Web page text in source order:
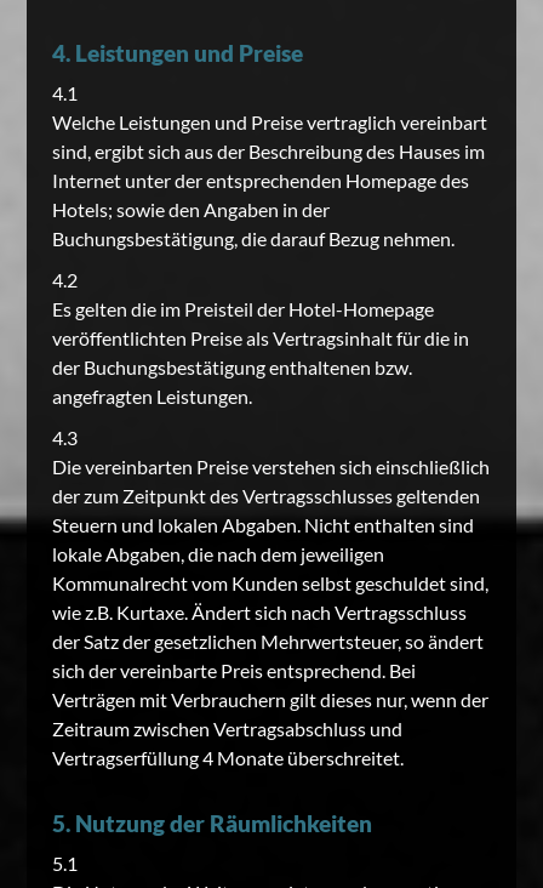
4. Leistungen und Preise
4.1
Welche Leistungen und Preise vertraglich vereinbart
sind, ergibt sich aus der Beschreibung des Hauses im
Internet unter der entsprechenden Homepage des
Hotels; sowie den Angaben in der
Buchungsbestätigung, die darauf Bezug nehmen.
4.2
Es gelten die im Preisteil der Hotel-Homepage
veröffentlichten Preise als Vertragsinhalt für die in
der Buchungsbestätigung enthaltenen bzw.
angefragten Leistungen.
4.3
Die vereinbarten Preise verstehen sich einschließlich
der zum Zeitpunkt des Vertragsschlusses geltenden
Steuern und lokalen Abgaben. Nicht enthalten sind
lokale Abgaben, die nach dem jeweiligen
Kommunalrecht vom Kunden selbst geschuldet sind,
wie z.B. Kurtaxe. Ändert sich nach Vertragsschluss
der Satz der gesetzlichen Mehrwertsteuer, so ändert
sich der vereinbarte Preis entsprechend. Bei
Verträgen mit Verbrauchern gilt dieses nur, wenn der
Zeitraum zwischen Vertragsabschluss und
Vertragserfüllung 4 Monate überschreitet.
5. Nutzung der Räumlichkeiten
5.1